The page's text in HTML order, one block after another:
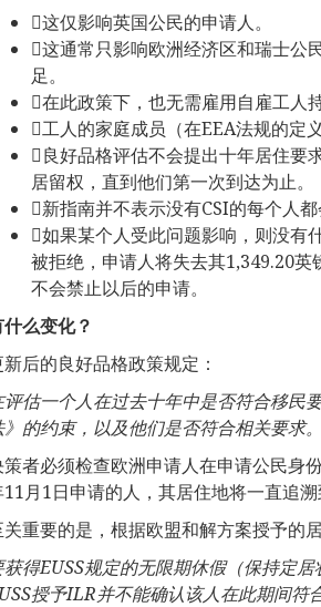
这仅影响英国公民的申请人。
这通常只影响欧洲经济区和瑞士公
足。
在此政策下，也无需雇用自雇工人
工人的家庭成员（在EEA法规的定
良好品格评估不会提出十年居住要
居留权，直到他们第一次到达为止。
新指南并不表示没有CSI的每个人
如果某个人受此问题影响，则没有
被拒绝，申请人将失去其1,349.20
不会禁止以后的申请。
么变化？
后的良好品格政策规定：
评估一个人在过去十年中是否符合移民
》的约束，以及他们是否符合相关要求。
策者必须检查欧洲申请人在申请公民身
月1日申请的人，其居住地将一直追
重要的是，根据欧盟和解方案授予的
获得EUSS规定的无限期休假（保持定
授予ILR并不能确认该人在此期间符